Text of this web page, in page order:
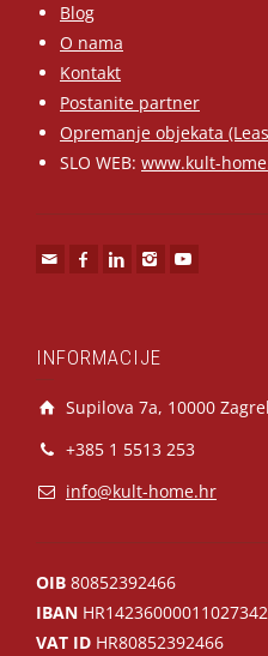
Blog
O nama
Kontakt
Postanite partner
Opremanje objekata
SLO WEB: www.kult-
INFORMACIJE
Supilova 7a, 10000
+385 1 5513 253
info@kult-home.hr
OIB 80852392466
IBAN
VAT ID HR80852392466